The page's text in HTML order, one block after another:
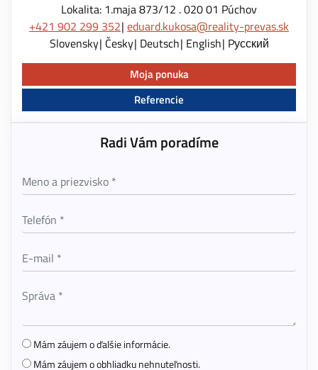
Lokalita: 1.maja 873/12 . 020 01 Púchov
+421 902 299 352 eduard.kukosa@reality-prevas.sk
Slovensky Česky Deutsch English Pусский
Moja ponuka
Referencie
Radi Vám poradíme
Mám záujem o ďalšie informácie.
Mám záujem o obhliadku nehnuteľnosti.